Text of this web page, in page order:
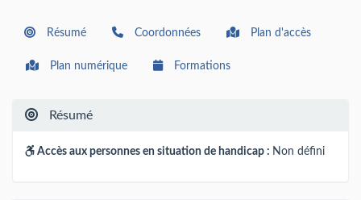
Résumé Coordonnées Plan d'accès
Plan numérique Formations
Résumé
Accès aux personnes en situation de handicap : Non défini